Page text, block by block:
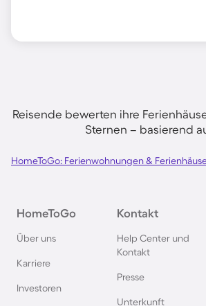
Reisende bewerten ihre
Sternen – basierend
HomeToGo: Ferienwohnungen &
HomeToGo
Über uns
Karriere
Investoren
Kontakt
Help Center und
Kontakt
Presse
Unterkunft